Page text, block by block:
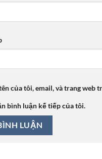
của tôi, email, và trang web
bình luận kế tiếp của tôi.